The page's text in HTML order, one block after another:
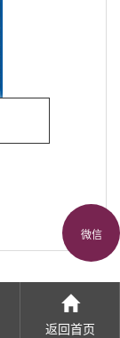
返回首页
微信